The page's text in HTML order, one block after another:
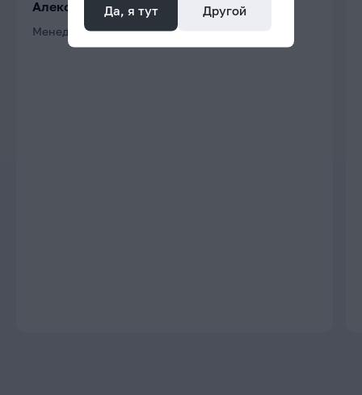
Алексей
Менеджер проектов
Да, я тут Другой